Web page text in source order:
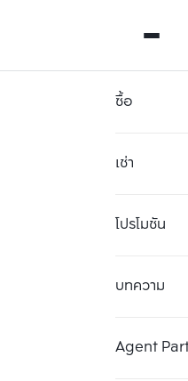
ซื้อ
เช่า
โปรโมชัน
บทความ
Agent